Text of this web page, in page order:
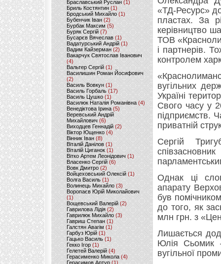
Браславський Руслан (1)
Бриль Костянтин (1)
Бродський Михайло (1)
Бубенчик Іван(2)
Бурбак Максим (5)
Буряк Сергій (7)
Бусарєв Вячеслав (1)
Вадатурський Андрій (1)
Вадим Кайзерман (2)
Вакарчук Святослав Іванович
(4)
Вальтер Сергій (1)
Василишин Роман Йосифович
(2)
Василь Вовкун (1)
Василь Горбаль (17)
Василь Цушко (1)
Василюк Наталія Романівна (4)
Венедіктова Ірина(5)
Веревський Андрій
Михайлович (6)
Виходцев Геннадій (2)
Віктор Ющенко (4)
Вінник Іван (8)
Віталій Данілов (1)
Віталій Циганок (1)
Вітко Артем Леонідович(1)
Власенко Сергій (6)
Вовк Дмитро(2)
Войцеховський Олексій(1)
Волга Василь (1)
Волинець Михайло (3)
Воропаєв Юрій Миколайович
(1)
Вощевський Валерій(2)
Гаврилова Лідія (2)
Гаврилюк Михайло (3)
Гавриш Степан (1)
Галстян Авагім (1)
Гарбуз Юрій (1)
Гацько Василь (1)
Гекко Ігор(1)
Гелетей Валерій (4)
Герасименко Микола (4)
Герасимов Артур (1)
«ТД-Ресурс»
пластах. За
керівництво
ТОВ
і партнерів.
контролем
вугільних
Україні
Свого часу у
підприємств.
приватній
Сергій
Однак ці
апарату
був
до того, як
млн грн. з
Лишається
Юлія Сьомик
вугільної